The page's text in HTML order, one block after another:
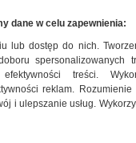
dane w celu zapewnienia:
lub dostęp do nich.
spersonalizowanych
efektywności treści.
reklam.
i ulepszanie usług.